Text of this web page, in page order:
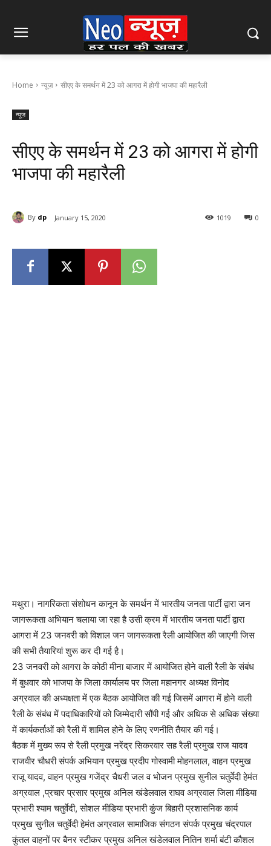
Home न्यूज़ सीएए के समर्थन में 23 को आगरा में होगी भाजपा की महारैली
न्यूज़
सीएए के समर्थन में 23 को आगरा में होगी
भाजपा की महारैली
By dp January 15, 2020 0
1019
मथुरा। नागरिकता संशोधन कानून के समर्थन में भारतीय जनता पार्टी द्वारा जन
जागरूकता अभियान चलाया जा रहा है उसी क्रम में भारतीय जनता पार्टी द्वारा
आगरा में 23 जनवरी को विशाल जन जागरूकता रैली आयोजित की जाएगी जिस
की सभी तैयारियां शुरू कर दी गई है।
23 जनवरी को आगरा के कोठी मीना बाजार में आयोजित होने वाली रैली के संबंध
में बुधवार को भाजपा के जिला कार्यालय पर जिला महानगर अध्यक्ष विनोद
अग्रवाल की अध्यक्षता में एक बैठक आयोजित की गई जिसमें आगरा में होने वाली
रैली के संबंध में पदाधिकारियों को जिम्मेदारी सौंपी गई और अधिक से अधिक संख्या
में कार्यकर्ताओं को रैली में शामिल होने के लिए रणनीति तैयार की गई।
बैठक में मुख्य रूप से रैली प्रमुख नरेंद्र सिकरवार सह रैली प्रमुख राज यादव
राजवीर चौधरी संपर्क अभियान प्रमुख प्रदीप गोस्वामी मोहनलाल, वाहन प्रमुख
राजू यादव, वाहन प्रमुख गजेंद्र चैधरी जल व भोजन प्रमुख सुनील चतुर्वेदी हेमंत
अग्रवाल ,प्रचार प्रसार प्रमुख अनिल खंडेलवाल राघव अग्रवाल जिला मीडिया
प्रभारी श्याम चतुर्वेदी, सोशल मीडिया प्रभारी कुंज बिहारी प्रशासनिक कार्य
प्रमुख सुनील चतुर्वेदी हेमंत अग्रवाल सामाजिक संगठन संपर्क प्रमुख चंद्रपाल
कुंतल वाहनों पर बैनर स्टीकर प्रमुख अनिल खंडेलवाल नितिन शर्मा बंटी कौशल